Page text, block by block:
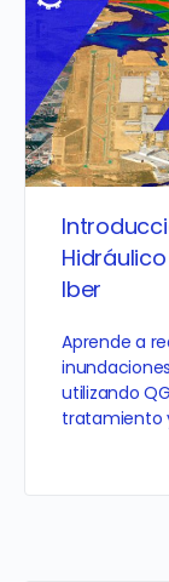
Iber
Aprende a
utilizando
tratamiento